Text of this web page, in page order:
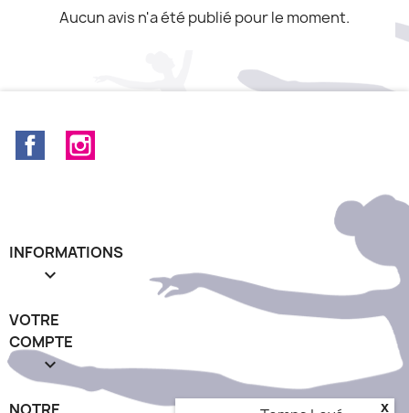
Aucun avis n'a été publié pour le moment.
Facebook
INFORMATIONS

VOTRE
COMPTE

x